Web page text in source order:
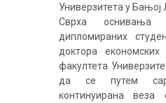
Универзитета у Бањој
Сврха оснивања
дипломираних
доктора економских
факултета
да се путем
континуирана веза